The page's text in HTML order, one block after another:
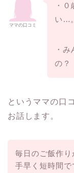
ママの口コミ
・
い…。
・
の？
というママの口
お話します。
毎日のご飯作
手早く短時間